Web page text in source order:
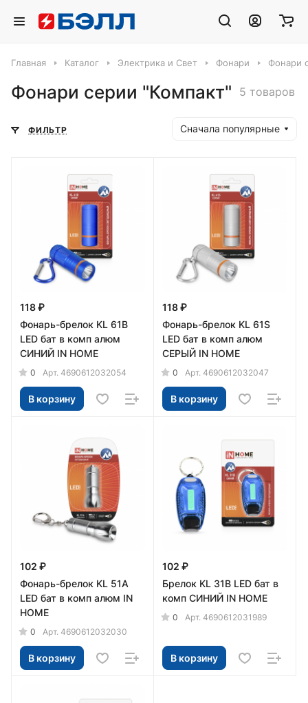
Главная Каталог Электрика и Свет Фонари Фонари
Фонари серии "Компакт" 5 товаров
ФИЛЬТР Сначала популярные
118 ₽
Фонарь-брелок KL 61B
LED бат в комп алюм
СИНИЙ IN HOME
0 Арт. 4690612032054
В корзину
118 ₽
Фонарь-брелок KL 61S
LED бат в комп алюм
СЕРЫЙ IN HOME
0 Арт. 4690612032047
В корзину
102 ₽
Фонарь-брелок KL 51A
LED бат в комп алюм IN
HOME
0 Арт. 4690612032030
В корзину
102 ₽
Брелок KL 31B LED бат в
комп СИНИЙ IN HOME
0 Арт. 4690612031989
В корзину